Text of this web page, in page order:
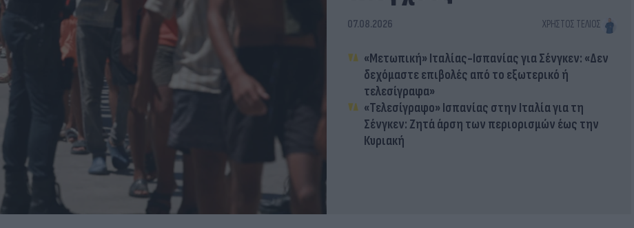
07.08.2026 ΧΡΉΣΤΟΣ ΤΈΛΙΟΣ
«Μετωπική» Ιταλίας-Ισπανίας για Σένγκεν: «Δεν
δεχόμαστε επιβολές από το εξωτερικό ή
τελεσίγραφα»
«Τελεσίγραφο» Ισπανίας στην Ιταλία για τη
Σένγκεν: Ζητά άρση των περιορισμών έως την
Κυριακή